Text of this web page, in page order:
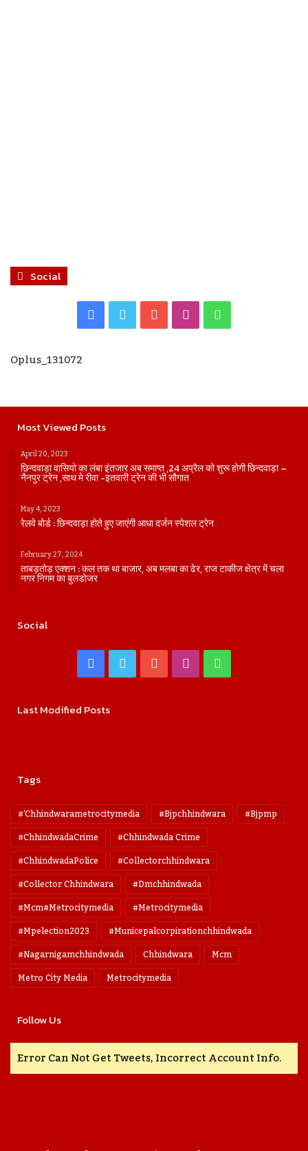
Social
Facebook
Twitter YouTubeInstagram
Oplus_131072
Most Viewed Posts
April 20, 2023
छिन्दवाड़ा वासियो का लंबा इंतजार अब समाप्त ,24 अप्रैल को शुरू होगी छिन्दवाड़ा –
नैनपुर ट्रेन ,साथ मे रीवा -इतवारी ट्रेन की भी सौगात
May 4, 2023
रेलवे बोर्ड : छिन्दवाड़ा होते हुए जाएंगी आधा दर्जन स्पेशल ट्रेन
February 27, 2024
ताबड़तोड़ एक्शन : कल तक था बाजार, अब मलबा का ढेर, राज टाकीज क्षेत्र में चला
नगर निगम का बुलडोजर
Social
Facebook
Twitter YouTubeInstagram
Last Modified Posts
Tags
#'chhindwarametrocitymedia #bjpchhindwara
#bjpmp
#ChhindwadaCrime
#Chhindwada Crime
#ChhindwadaPolice
#collectorchhindwara
#collector Chhindwara
#dmchhindwada
#mcm#metrocitymedia
#metrocitymedia
#mpelection2023
#municepalcorpirationchhindwada
#nagarnigamchhindwada
Chhindwara
Mcm
Metro City Media
Metrocitymedia
Follow Us
Error Can Not Get Tweets, Incorrect Account Info.